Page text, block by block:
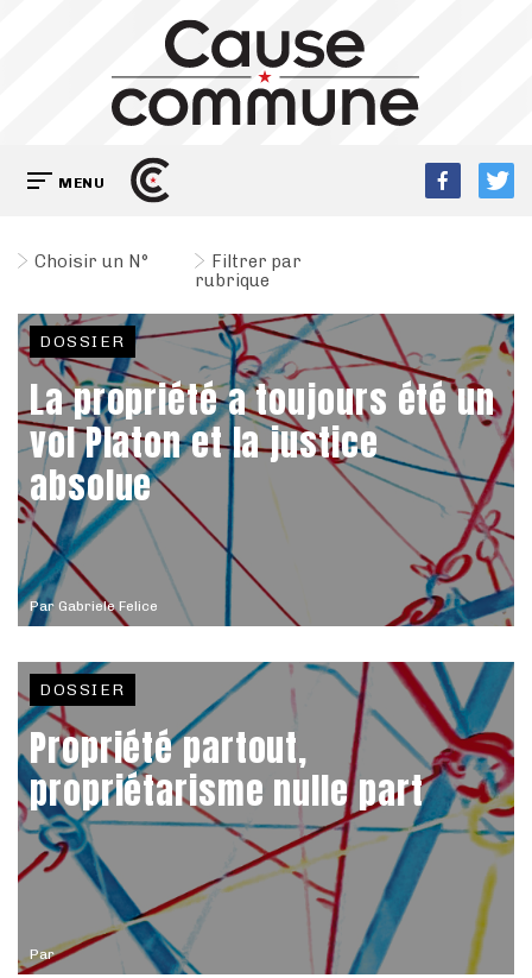
MENU
Choisir un N°
Filtrer par
rubrique
Par Gabriele Felice
DOSSIER
La propriété a toujours été un
vol Platon et la justice
absolue
Par
DOSSIER
Propriété partout,
propriétarisme nulle part